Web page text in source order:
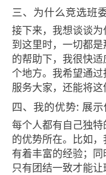
三、为什么竞选班
接下来，我想谈谈
到这里时，一切都
的帮助下，我很快
个地方。我希望通
服务大家，还能将这
四、我的优势: 展
每个人都有自己独
的优势所在。比如
有着丰富的经验；
只有团结一致才能让